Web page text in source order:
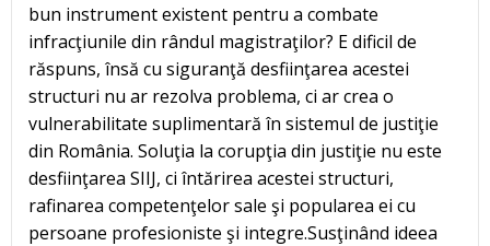
bun instrument existent pentru a combate
infracţiunile din rândul magistraţilor? E dificil de
răspuns, însă cu siguranţă desfiinţarea acestei
structuri nu ar rezolva problema, ci ar crea o
vulnerabilitate suplimentară în sistemul de justiţie
din România. Soluţia la corupţia din justiţie nu este
desfiinţarea SIIJ, ci întărirea acestei structuri,
rafinarea competenţelor sale şi popularea ei cu
persoane profesioniste şi integre.Susţinând ideea